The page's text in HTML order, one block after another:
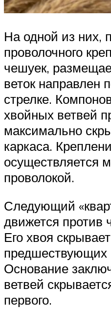
На одной из них,
проволочного
чешуек,
веток направлен
стрелке.
хвойных ветвей
максимально
каркаса.
осуществляется
проволокой.
Следующий
движется против
Его хвоя
предшествующих
Основание
ветвей
первого.